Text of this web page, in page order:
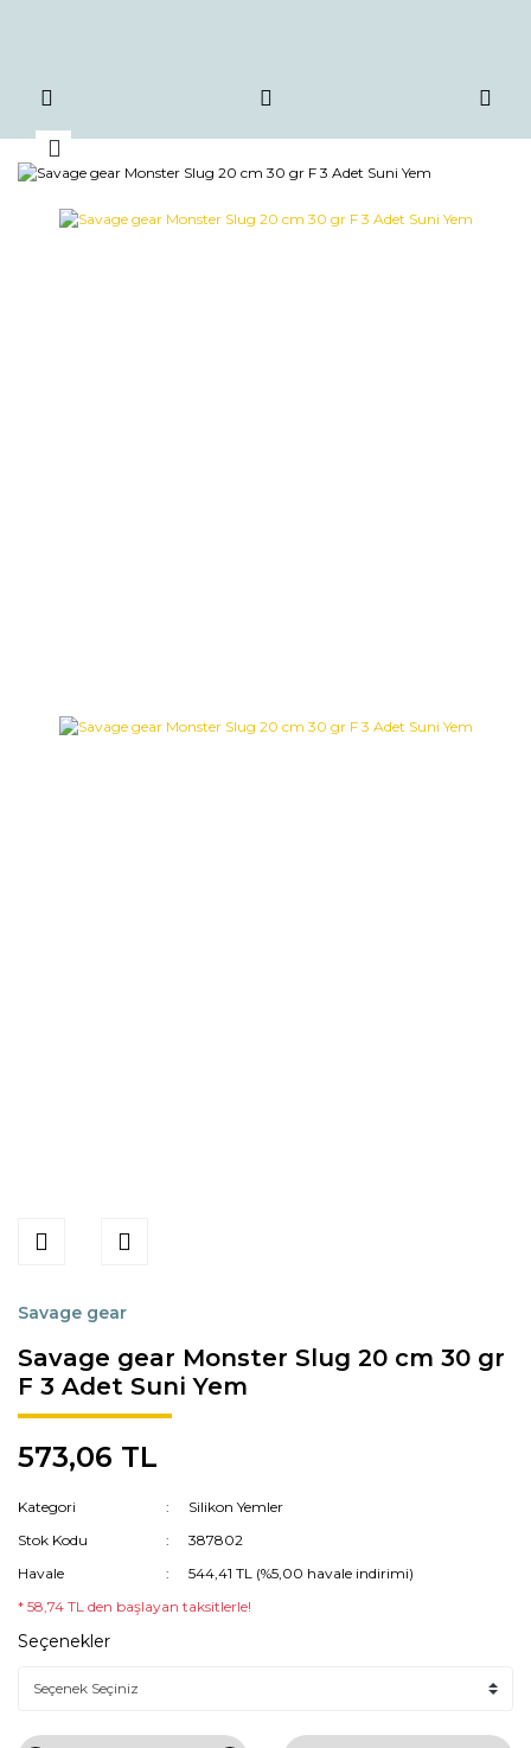
Savage gear
Savage gear Monster Slug 20 cm 30 gr
F 3 Adet Suni Yem
573,06 TL
Kategori
Silikon Yemler
Stok Kodu
387802
Havale
544,41 TL (%5,00 havale indirimi)
* 58,74 TL den başlayan taksitlerle!
Seçenekler